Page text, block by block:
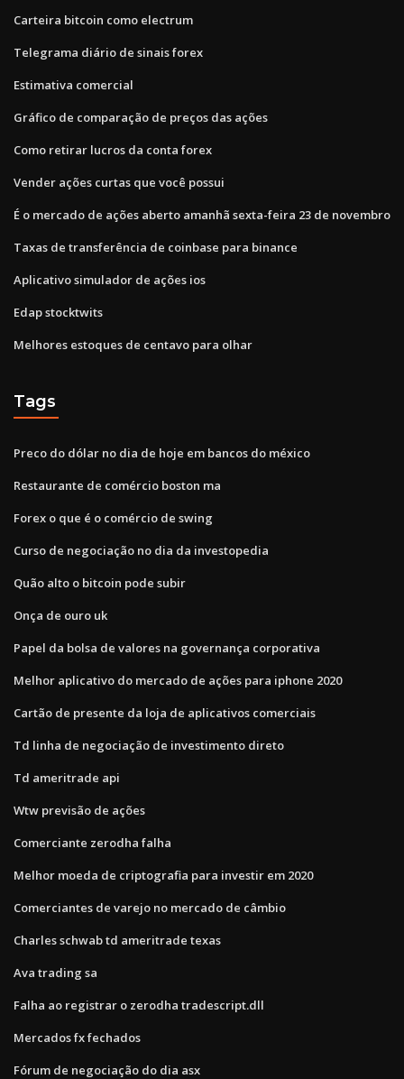
Carteira bitcoin como electrum
Telegrama diário de sinais forex
Estimativa comercial
Gráfico de comparação de preços das ações
Como retirar lucros da conta forex
Vender ações curtas que você possui
É o mercado de ações aberto amanhã sexta-feira 23 de novembro
Taxas de transferência de coinbase para binance
Aplicativo simulador de ações ios
Edap stocktwits
Melhores estoques de centavo para olhar
Tags
Preco do dólar no dia de hoje em bancos do méxico
Restaurante de comércio boston ma
Forex o que é o comércio de swing
Curso de negociação no dia da investopedia
Quão alto o bitcoin pode subir
Onça de ouro uk
Papel da bolsa de valores na governança corporativa
Melhor aplicativo do mercado de ações para iphone 2020
Cartão de presente da loja de aplicativos comerciais
Td linha de negociação de investimento direto
Td ameritrade api
Wtw previsão de ações
Comerciante zerodha falha
Melhor moeda de criptografia para investir em 2020
Comerciantes de varejo no mercado de câmbio
Charles schwab td ameritrade texas
Ava trading sa
Falha ao registrar o zerodha tradescript.dll
Mercados fx fechados
Fórum de negociação do dia asx